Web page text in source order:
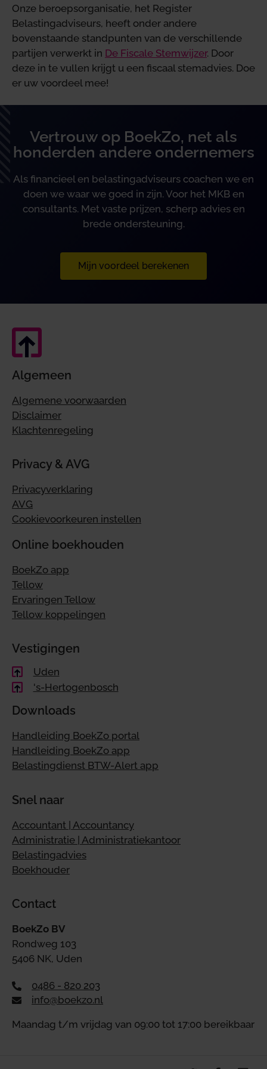
Onze beroepsorganisatie, het Register
Belastingadviseurs, heeft onder andere
bovenstaande standpunten van de verschillende
partijen verwerkt in De Fiscale Stemwijzer. Door
deze in te vullen krijgt u een fiscaal stemadvies. Doe
er uw voordeel mee!
Vertrouw op BoekZo, net als
honderden andere ondernemers
Als financieel en belastingadviseurs coachen we en
doen we waar we goed in zijn. Voor het MKB en
consultants. Met vaste prijzen, scherp advies en
brede ondersteuning.
Mijn voordeel berekenen
Algemeen
Algemene voorwaarden
Disclaimer
Klachtenregeling
Privacy & AVG
Privacyverklaring
AVG
Cookievoorkeuren instellen
Online boekhouden
BoekZo app
Tellow
Ervaringen Tellow
Tellow koppelingen
Vestigingen
Uden
's-Hertogenbosch
Downloads
Handleiding BoekZo portal
Handleiding BoekZo app
Belastingdienst BTW-Alert app
Snel naar
Accountant | Accountancy
Administratie | Administratiekantoor
Belastingadvies
Boekhouder
Contact
BoekZo BV
Rondweg 103
5406 NK, Uden
0486 - 820 203
info@boekzo.nl
Maandag t/m vrijdag van 09:00 tot 17:00 bereikbaar